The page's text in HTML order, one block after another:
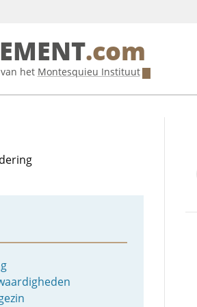
.com
het Montesquieu Instituut